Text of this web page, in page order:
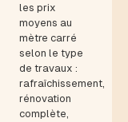
les prix
moyens au
mètre carré
selon le type
de travaux :
rafraîchissement,
rénovation
complète,